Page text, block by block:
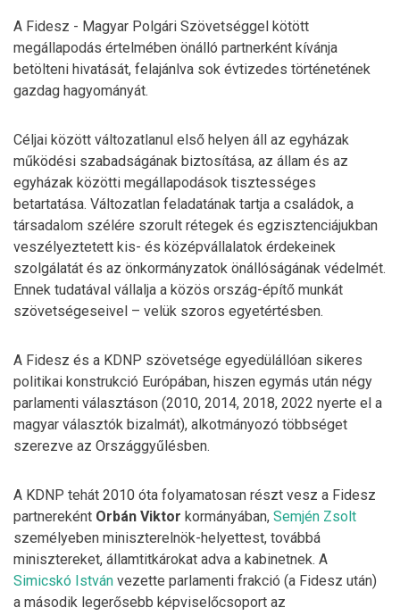
A Fidesz - Magyar Polgári Szövetséggel kötött
megállapodás értelmében önálló partnerként kívánja
betölteni hivatását, felajánlva sok évtizedes történetének
gazdag hagyományát.
Céljai között változatlanul első helyen áll az egyházak
működési szabadságának biztosítása, az állam és az
egyházak közötti megállapodások tisztességes
betartatása. Változatlan feladatának tartja a családok, a
társadalom szélére szorult rétegek és egzisztenciájukban
veszélyeztetett kis- és középvállalatok érdekeinek
szolgálatát és az önkormányzatok önállóságának védelmét.
Ennek tudatával vállalja a közös ország-építő munkát
szövetségeseivel – velük szoros egyetértésben.
A Fidesz és a KDNP szövetsége egyedülállóan sikeres
politikai konstrukció Európában, hiszen egymás után négy
parlamenti választáson (2010, 2014, 2018, 2022 nyerte el a
magyar választók bizalmát), alkotmányozó többséget
szerezve az Országgyűlésben.
A KDNP tehát 2010 óta folyamatosan részt vesz a Fidesz
partnereként Orbán Viktor kormányában, Semjén Zsolt
személyeben miniszterelnök-helyettest, továbbá
minisztereket, államtitkárokat adva a kabinetnek. A
Simicskó István vezette parlamenti frakció (a Fidesz után)
a második legerősebb képviselőcsoport az